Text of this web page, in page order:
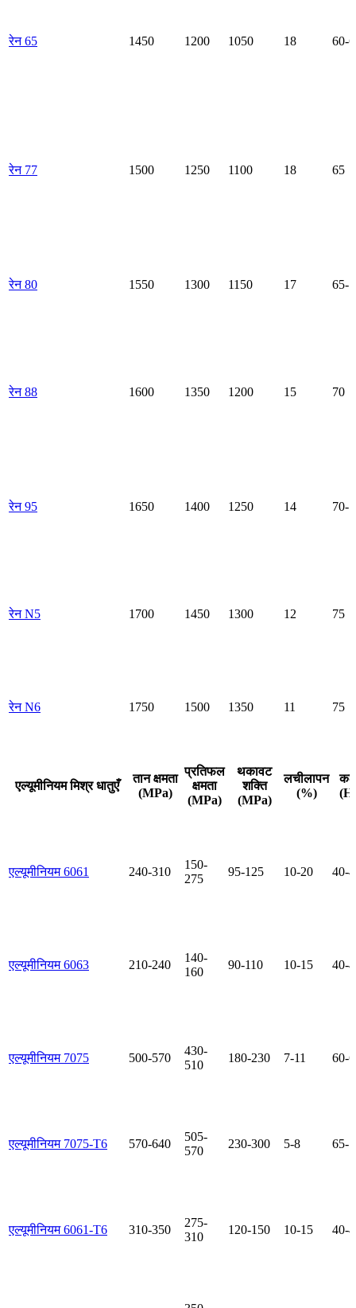
रेन 65 1450 1200 1050 18 60-
रेन 77 1500 1250 1100 18 65
रेन 80 1550 1300 1150 17 65-
रेन 88 1600 1350 1200 15 70
रेन 95 1650 1400 1250 14 70-
रेन N5 1700 1450 1300 12 75
रेन N6 1750 1500 1350 11 75
एल्यूमीनियम मिश्र धातुएँ
तान क्षमता
(MPa)
प्रतिफल
क्षमता
(MPa)
थकावट
शक्ति
(MPa)
लचीलापन
(%)
एल्यूमीनियम 6061 240-310
150-
275
95-125 10-20 40-
एल्यूमीनियम 6063 210-240
140-
160
90-110 10-15 40-
एल्यूमीनियम 7075 500-570
430-
510
180-230 7-11 60-
एल्यूमीनियम 7075-T6 570-640
505-
570
230-300 5-8 65-
एल्यूमीनियम 6061-T6 310-350
275-
310
120-150 10-15 40-